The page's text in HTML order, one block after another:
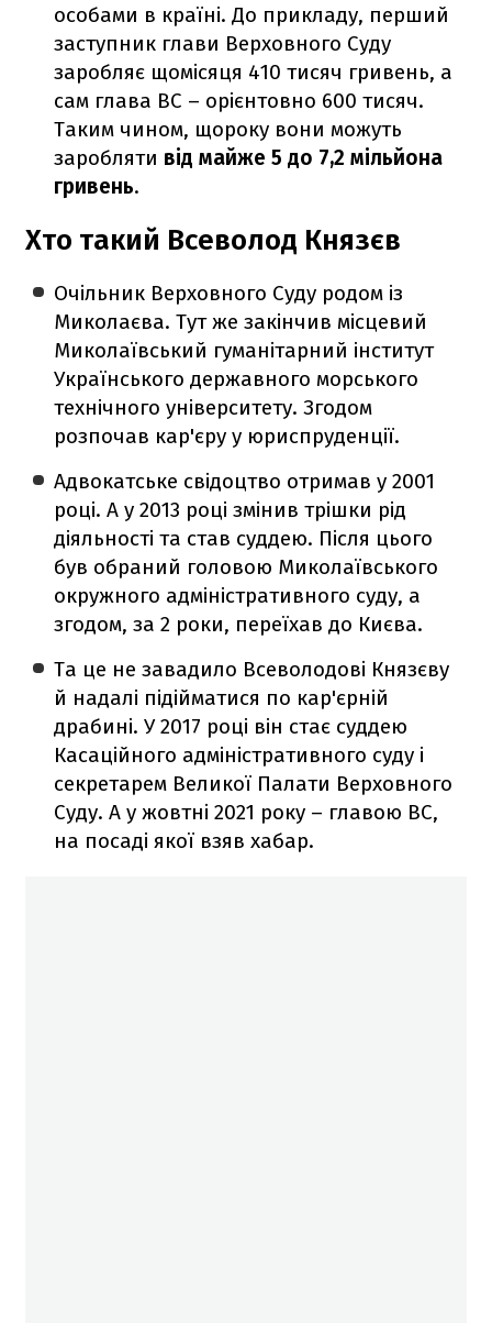
особами в країні. До прикладу, перший
заступник глави Верховного Суду
заробляє щомісяця 410 тисяч гривень, а
сам глава ВС – орієнтовно 600 тисяч.
Таким чином, щороку вони можуть
заробляти від майже 5 до 7,2 мільйона
гривень.
Хто такий Всеволод Князєв
Очільник Верховного Суду родом із
Миколаєва. Тут же закінчив місцевий
Миколаївський гуманітарний інститут
Українського державного морського
технічного університету. Згодом
розпочав кар'єру у юриспруденції.
Адвокатське свідоцтво отримав у 2001
році. А у 2013 році змінив трішки рід
діяльності та став суддею. Після цього
був обраний головою Миколаївського
окружного адміністративного суду, а
згодом, за 2 роки, переїхав до Києва.
Та це не завадило Всеволодові Князєву
й надалі підійматися по кар'єрній
драбині. У 2017 році він стає суддею
Касаційного адміністративного суду і
секретарем Великої Палати Верховного
Суду. А у жовтні 2021 року – главою ВС,
на посаді якої взяв хабар.